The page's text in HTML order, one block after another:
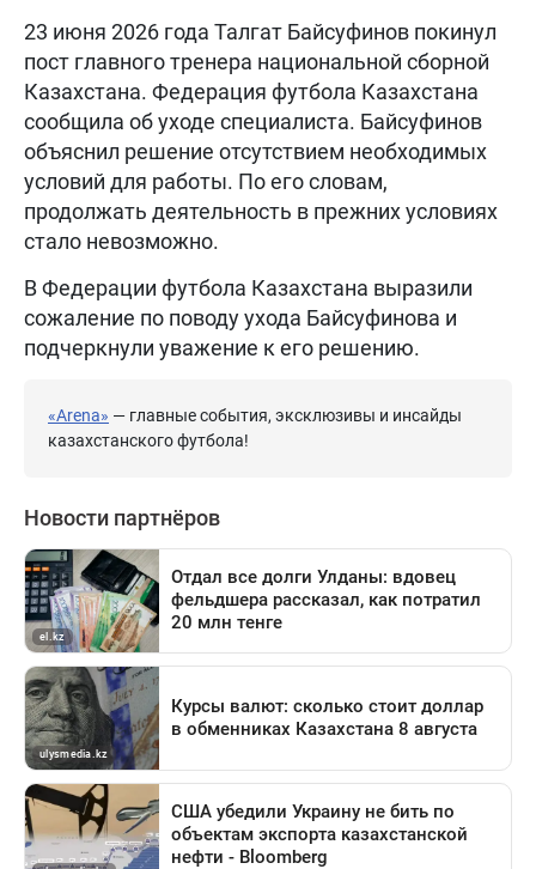
23 июня 2026 года Талгат Байсуфинов покинул
пост главного тренера национальной сборной
Казахстана. Федерация футбола Казахстана
сообщила об уходе специалиста. Байсуфинов
объяснил решение отсутствием необходимых
условий для работы. По его словам,
продолжать деятельность в прежних условиях
стало невозможно.
В Федерации футбола Казахстана выразили
сожаление по поводу ухода Байсуфинова и
подчеркнули уважение к его решению.
«Arena» — главные события, эксклюзивы и инсайды
казахстанского футбола!